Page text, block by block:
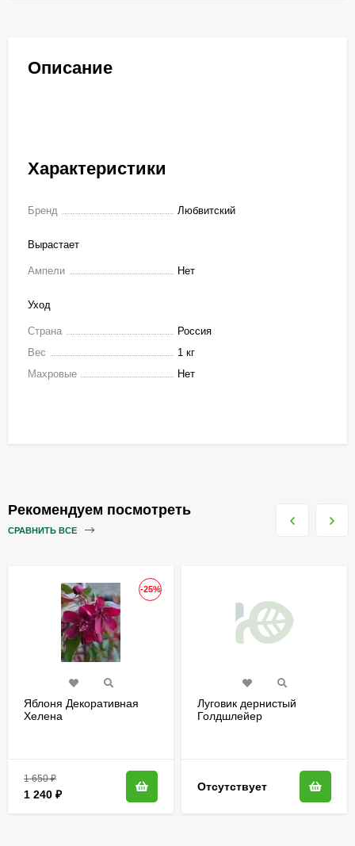
Описание
Характеристики
Бренд Любвитский
Вырастает
Ампели Нет
Уход
Страна
Россия
Вес
1 кг
Махровые
Нет
Рекомендуем посмотреть
СРАВНИТЬ ВСЕ
-25%
Яблоня Декоративная
Хелена
1 650₽
1 240 ₽
Луговик дернистый
Голдшлейер
Отсутствует